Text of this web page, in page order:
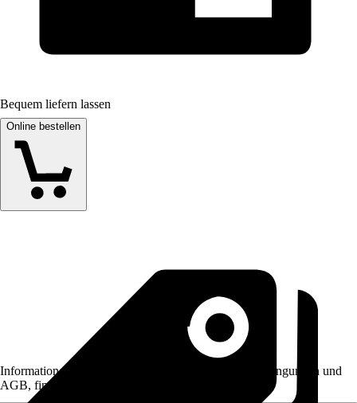
Bequem liefern lassen
Online bestellen
Informationen des Verkäufers, wie z. B. Rückgabebedingungen und
AGB, finden Sie bei Klick auf den Verkäufernamen.